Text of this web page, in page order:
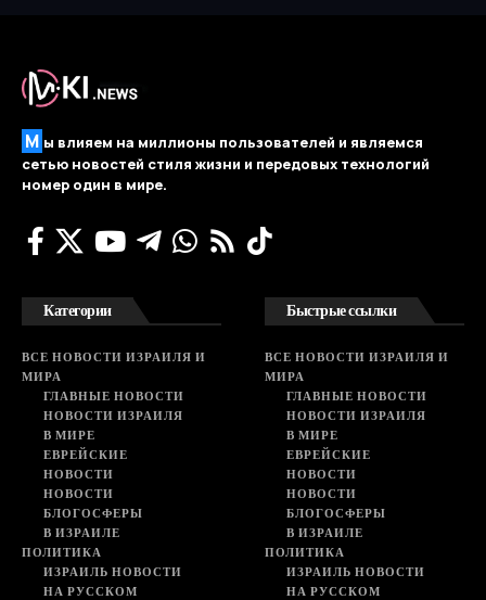
М ы влияем на миллионы пользователей и являемся
сетью новостей стиля жизни и передовых технологий
номер один в мире.
Категории
ВСЕ НОВОСТИ ИЗРАИЛЯ И
МИРА
ГЛАВНЫЕ НОВОСТИ
НОВОСТИ ИЗРАИЛЯ
В МИРЕ
ЕВРЕЙСКИЕ
НОВОСТИ
НОВОСТИ
БЛОГОСФЕРЫ
В ИЗРАИЛЕ
ПОЛИТИКА
ИЗРАИЛЬ НОВОСТИ
НА РУССКОМ
Быстрые ссылки
ВСЕ НОВОСТИ ИЗРАИЛЯ И
МИРА
ГЛАВНЫЕ НОВОСТИ
НОВОСТИ ИЗРАИЛЯ
В МИРЕ
ЕВРЕЙСКИЕ
НОВОСТИ
НОВОСТИ
БЛОГОСФЕРЫ
В ИЗРАИЛЕ
ПОЛИТИКА
ИЗРАИЛЬ НОВОСТИ
НА РУССКОМ